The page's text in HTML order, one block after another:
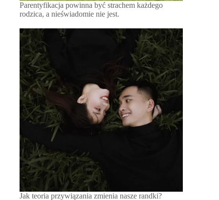
Parentyfikacja powinna być strachem każdego
rodzica, a nieświadomie nie jest.
Jak teoria przywiązania zmienia nasze randki?